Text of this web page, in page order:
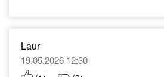
Laur
19.05.2026 12:30